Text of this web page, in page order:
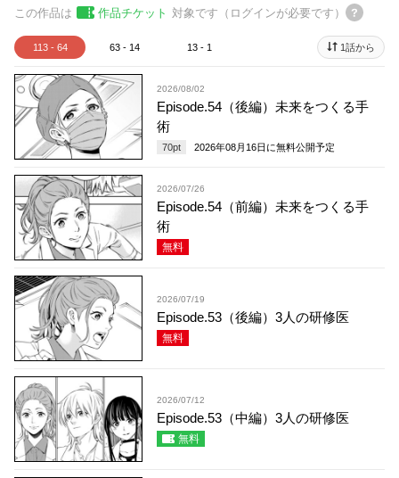
この作品は 作品チケット 対象です（ログインが必要です）
113 - 64 63 - 14 13 - 1 1話から
2026/08/02
Episode.54（後編）未来をつくる手
術
70pt 2026年08月16日 に無料公開予定
2026/07/26
Episode.54（前編）未来をつくる手
術
無料
2026/07/19
Episode.53（後編）3人の研修医
無料
2026/07/12
Episode.53（中編）3人の研修医
無料